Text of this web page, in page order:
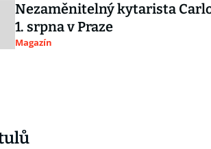
Nezaměnitelný kytarista
1. srpna v Praze
Magazín